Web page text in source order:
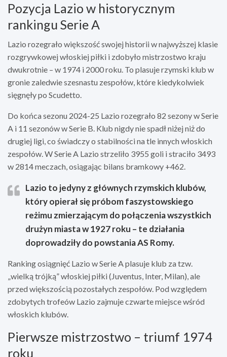
Pozycja Lazio w historycznym
rankingu Serie A
Lazio rozegrało większość swojej historii w najwyższej klasie
rozgrywkowej włoskiej piłki i zdobyło mistrzostwo kraju
dwukrotnie – w 1974 i 2000 roku. To plasuje rzymski klub w
gronie zaledwie szesnastu zespołów, które kiedykolwiek
sięgnęły po Scudetto.
Do końca sezonu 2024-25 Lazio rozegrało 82 sezony w Serie
A i 11 sezonów w Serie B. Klub nigdy nie spadł niżej niż do
drugiej ligi, co świadczy o stabilności na tle innych włoskich
zespołów. W Serie A Lazio strzeliło 3955 goli i straciło 3493
w 2814 meczach, osiągając bilans bramkowy +462.
Lazio to jedyny z głównych rzymskich klubów,
który opierał się próbom faszystowskiego
reżimu zmierzającym do połączenia wszystkich
drużyn miasta w 1927 roku – te działania
doprowadziły do powstania AS Romy.
Ranking osiągnięć Lazio w Serie A plasuje klub za tzw.
„wielką trójką” włoskiej piłki (Juventus, Inter, Milan), ale
przed większością pozostałych zespołów. Pod względem
zdobytych trofeów Lazio zajmuje czwarte miejsce wśród
włoskich klubów.
Pierwsze mistrzostwo – triumf 1974
roku